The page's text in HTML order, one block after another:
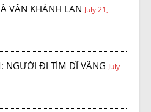
VĂN KHÁNH LAN July 21,
NGƯỜI ĐI TÌM DĨ VÃNG July